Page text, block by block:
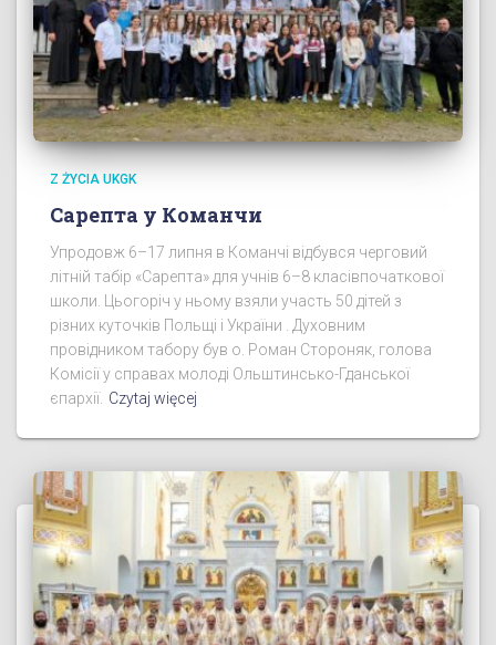
Z ŻYCIA UKGK
Сарепта у Команчи
Упродовж 6–17 липня в Команчі відбувся черговий
літній табір «Сарепта» для учнів 6–8 класівпочаткової
школи. Цьогоріч у ньому взяли участь 50 дітей з
різних куточків Польщі і України . Духовним
провідником табору був о. Роман Стороняк, голова
Комісії у справах молоді Ольштинсько-Гданської
єпархії. Czytaj więcej